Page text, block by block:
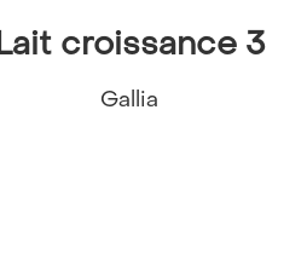
Lait croissance 3
Gallia